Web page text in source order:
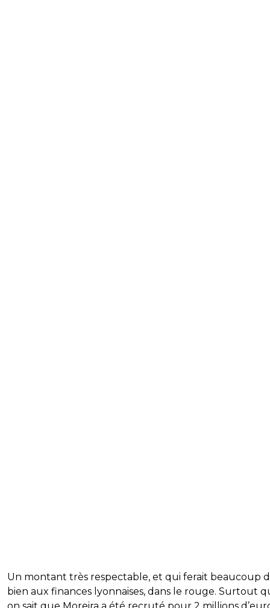
Un montant très respectable, et qui ferait beaucoup
bien aux finances lyonnaises, dans le rouge. Surtout